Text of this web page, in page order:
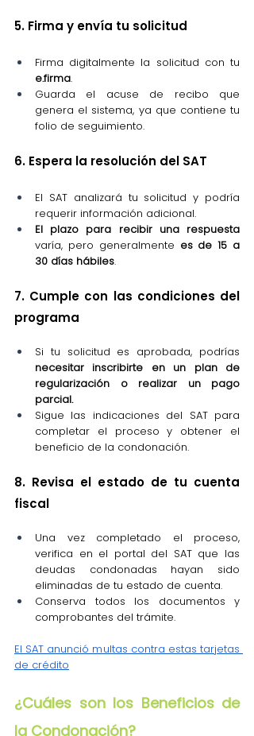
5. Firma y envía tu solicitud
e.firma.
Guarda el acuse de recibo que
genera el sistema, ya que contiene tu
folio de seguimiento.
6. Espera la resolución del SAT
El SAT analizará tu solicitud y podría
requerir información adicional.
El plazo para recibir una respuesta
varía, pero generalmente es de 15 a
30 días hábiles.
7. Cumple con las condiciones del
programa
Si tu solicitud es aprobada, podrías
necesitar inscribirte en un plan de
regularización o realizar un pago
parcial.
Sigue las indicaciones del SAT para
completar el proceso y obtener el
beneficio de la condonación.
8. Revisa el estado de tu cuenta
fiscal
Una vez completado el proceso,
verifica en el portal del SAT que las
deudas condonadas hayan sido
eliminadas de tu estado de cuenta.
Conserva todos los documentos y
comprobantes del trámite.
El SAT anunció multas contra estas tarjetas
de crédito
¿Cuáles son los Beneficios de
la Condonación?